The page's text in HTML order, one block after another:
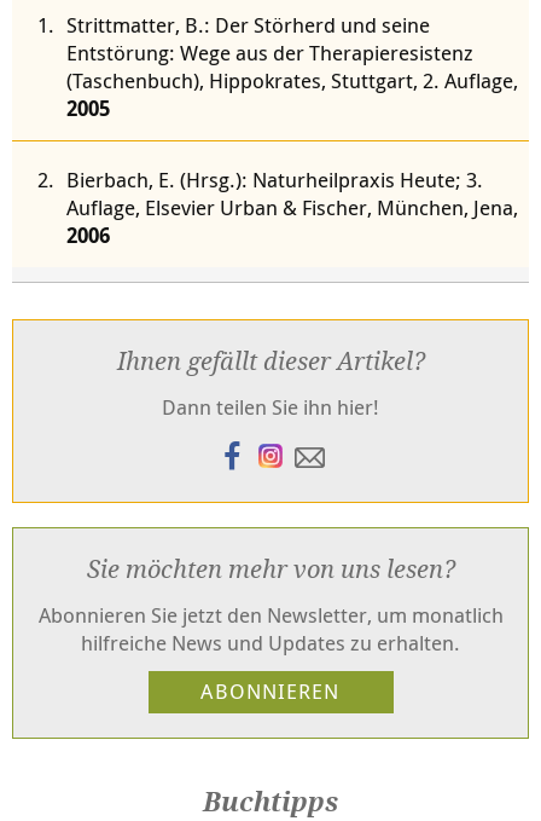
Strittmatter, B.: Der Störherd und seine
Entstörung: Wege aus der Therapieresistenz
(Taschenbuch), Hippokrates, Stuttgart, 2. Auflage,
2005
Bierbach, E. (Hrsg.): Naturheilpraxis Heute; 3.
Auflage, Elsevier Urban & Fischer, München, Jena,
2006
Ihnen gefällt dieser Artikel?
Dann teilen Sie ihn hier!
Sie möchten mehr von uns lesen?
Abonnieren Sie jetzt den Newsletter, um monatlich
hilfreiche News und Updates zu erhalten.
Buchtipps